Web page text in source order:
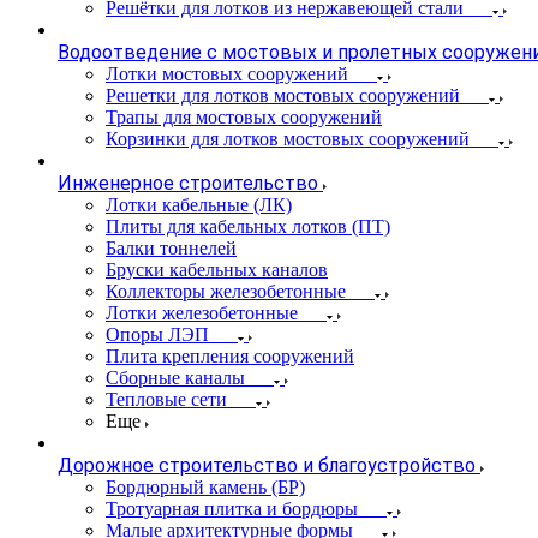
Решётки для лотков из нержавеющей стали
Водоотведение с мостовых и пролетных
Лотки мостовых сооружений
Решетки для лотков мостовых сооружений
Трапы для мостовых сооружений
Корзинки для лотков мостовых сооружений
Инженерное строительство
Лотки кабельные (ЛК)
Плиты для кабельных лотков (ПТ)
Балки тоннелей
Бруски кабельных каналов
Коллекторы железобетонные
Лотки железобетонные
Опоры ЛЭП
Плита крепления сооружений
Сборные каналы
Тепловые сети
Еще
Дорожное строительство и благоустройство
Бордюрный камень (БР)
Тротуарная плитка и бордюры
Малые архитектурные формы